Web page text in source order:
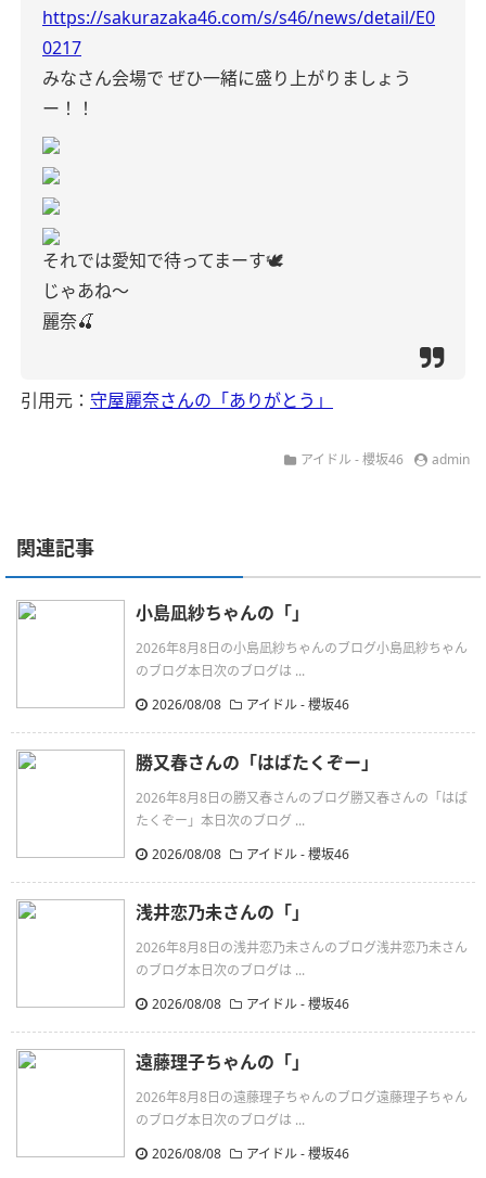
https://sakurazaka46.com/s/s46/news/detail/E0
0217
みなさん会場で ぜひ一緒に盛り上がりましょう
ー！！
それでは愛知で待ってまーす🕊️
じゃあね〜
麗奈🍒
引用元： 守屋麗奈さんの「ありがとう」
アイドル - 櫻坂46 admin
関連記事
小島凪紗ちゃんの「」
2026年8月8日の小島凪紗ちゃんのブログ小島凪紗ちゃん
のブログ本日次のブログは ...
2026/08/08
アイドル - 櫻坂46
勝又春さんの「はばたくぞー」
2026年8月8日の勝又春さんのブログ勝又春さんの「はば
たくぞー」本日次のブログ ...
2026/08/08
アイドル - 櫻坂46
浅井恋乃未さんの「」
2026年8月8日の浅井恋乃未さんのブログ浅井恋乃未さん
のブログ本日次のブログは ...
2026/08/08
アイドル - 櫻坂46
遠藤理子ちゃんの「」
2026年8月8日の遠藤理子ちゃんのブログ遠藤理子ちゃん
のブログ本日次のブログは ...
2026/08/08
アイドル - 櫻坂46